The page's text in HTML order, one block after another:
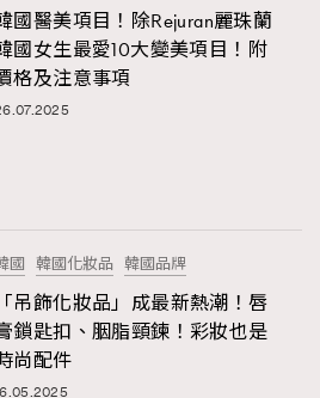
TRENDING
DressLikeAParisienne
EmpowerF 103
191
308
547
281
17
12
FigaroExpert
揭曉 Figaro Exhibition
第二站！
國醫美項目！除Rejuran麗珠蘭
國女生最愛10大變美項目！附
格及注意事項
國 韓國化妝品 韓國品牌
「吊飾化妝品」成最新熱潮！唇
鎖匙扣、胭脂頸鍊！彩妝也是
尚配件